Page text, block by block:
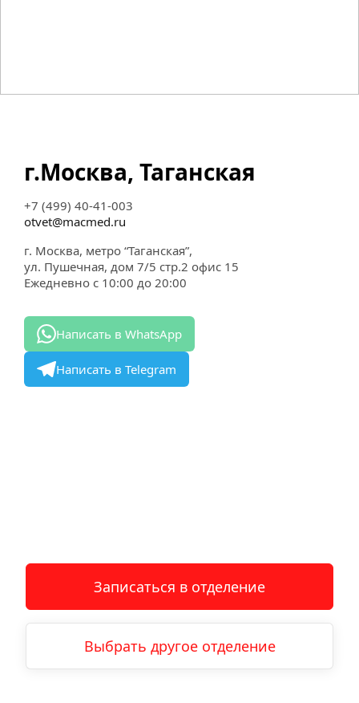
г.Москва, Таганская
+7 (499) 40-41-003
otvet@macmed.ru
г. Москва, метро “Таганская”,
ул. Пушечная, дом 7/5 стр.2 офис 15
Ежедневно с 10:00 до 20:00
Написать в WhatsApp
Написать в Telegram
Записаться в отделение
Выбрать другое отделение